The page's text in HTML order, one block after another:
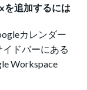
追加するには
カレンダー
ドバーにある
Workspace